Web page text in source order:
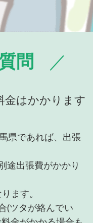
問
金はかかります
県であれば、出張
途出張費がかかり
ます。
(ツタが絡んでい